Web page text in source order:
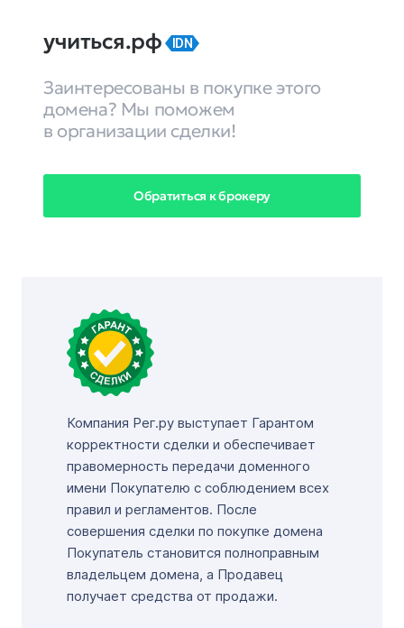
учиться.рф IDN
Заинтересованы в покупке этого
домена? Мы поможем
в организации сделки!
Обратиться к брокеру
Компания Рег.ру выступает Гарантом
корректности сделки и обеспечивает
правомерность передачи доменного
имени Покупателю с соблюдением всех
правил и регламентов. После
совершения сделки по покупке домена
Покупатель становится полноправным
владельцем домена, а Продавец
получает средства от продажи.